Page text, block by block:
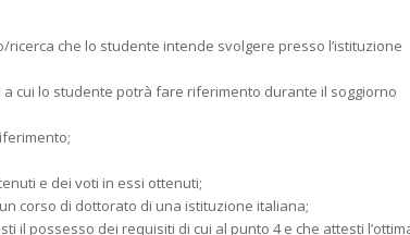
che lo studente intende svolgere presso l’istituzione
cui lo studente potrà fare riferimento durante il soggiorno
e dei voti in essi ottenuti;
corso di dottorato di una istituzione italiana;
il possesso dei requisiti di cui al punto 4 e che attesti